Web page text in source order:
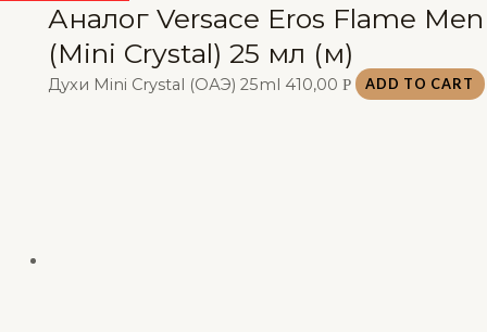
Аналог Versace Eros Flame Men
(Mini Crystal) 25 мл (м)
Духи Mini Crystal (ОАЭ) 25ml 410,00 Р ADD TO CART